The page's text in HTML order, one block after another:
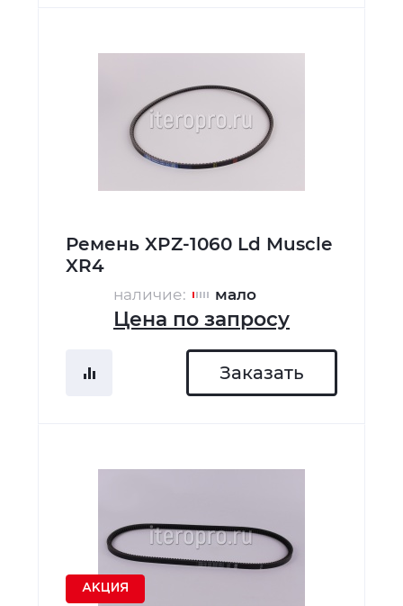
Ремень XPZ-1060 Ld Muscle
XR4
наличие: мало
Цена по запросу
Заказать
АКЦИЯ